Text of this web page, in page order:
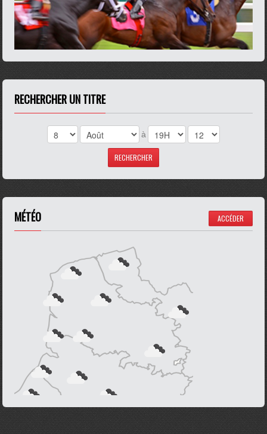
RECHERCHER UN TITRE
à
MÉTÉO ACCÉDER